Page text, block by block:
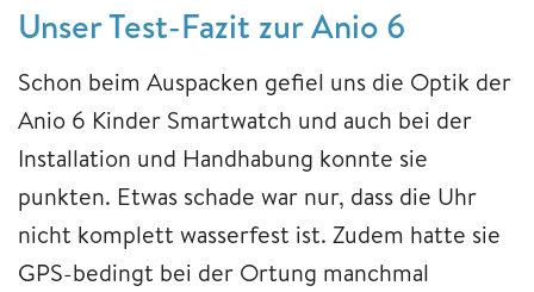
Unser Test-Fazit zur Anio 6
Schon beim Auspacken gefiel uns die Optik der
Anio 6 Kinder Smartwatch und auch bei der
Installation und Handhabung konnte sie
punkten. Etwas schade war nur, dass die Uhr
nicht komplett wasserfest ist. Zudem hatte sie
GPS-bedingt bei der Ortung manchmal